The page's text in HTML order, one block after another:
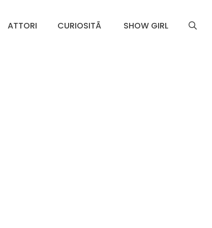
ATTORI CURIOSITÃ SHOW GIRL